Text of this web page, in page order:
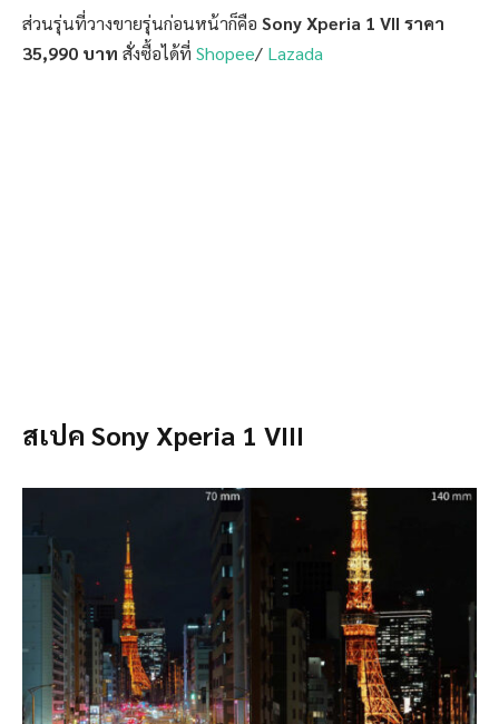
ส่วนรุ่นที่วางขายรุ่นก่อนหน้าก็คือ Sony Xperia 1 VII ราคา
35,990 บาท สั่งซื้อได้ที่ Shopee/ Lazada
สเปค Sony Xperia 1 VIII